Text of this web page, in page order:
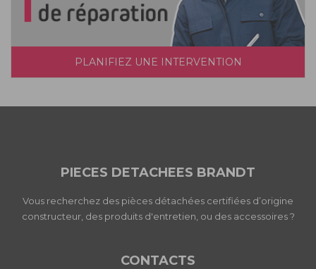
PLANIFIEZ UNE INTERVENTION
PIECES DETACHEES BRANDT
Vous recherchez des pièces détachées certifiées d’origine
constructeur, des produits d'entretien, ou des accessoires ?
CONTACTS